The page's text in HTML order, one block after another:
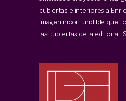
cubiertas e interiores a
imagen inconfundible que
las cubiertas de la editorial.